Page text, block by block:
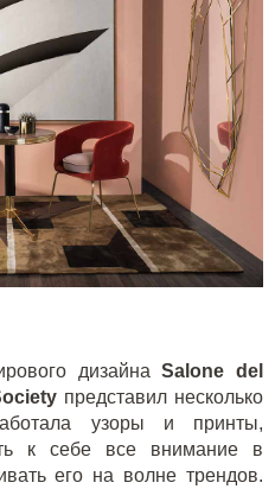
дизайнаSalone del
представил несколько
узоры и принты,
к себе все внимание в
его на волне трендов.